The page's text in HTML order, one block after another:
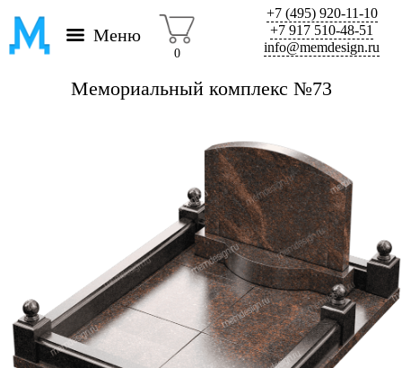
Меню
0
+7 (495) 920-11-10
+7 917 510-48-51
info@memdesign.ru
Мемориальный комплекс №73